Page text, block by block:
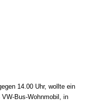
14.00 Uhr, wollte ein
Bus-Wohnmobil, in